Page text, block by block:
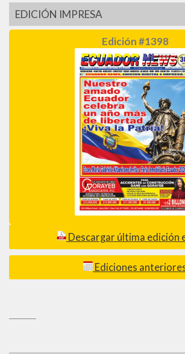
EDICIÓN IMPRESA
Edición #1398
Descargar última edición
Ediciones